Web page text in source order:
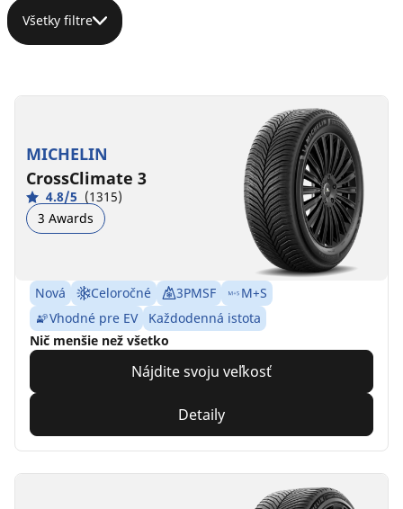
Všetky filtre
MICHELIN
CrossClimate 3
4.8/5 (1315)
3 Awards
Nová Celoročné 3PMSF
M+S
Vhodné pre EV
Každodenná istota
Nič menšie než všetko
Nájdite svoju veľkosť
Detaily